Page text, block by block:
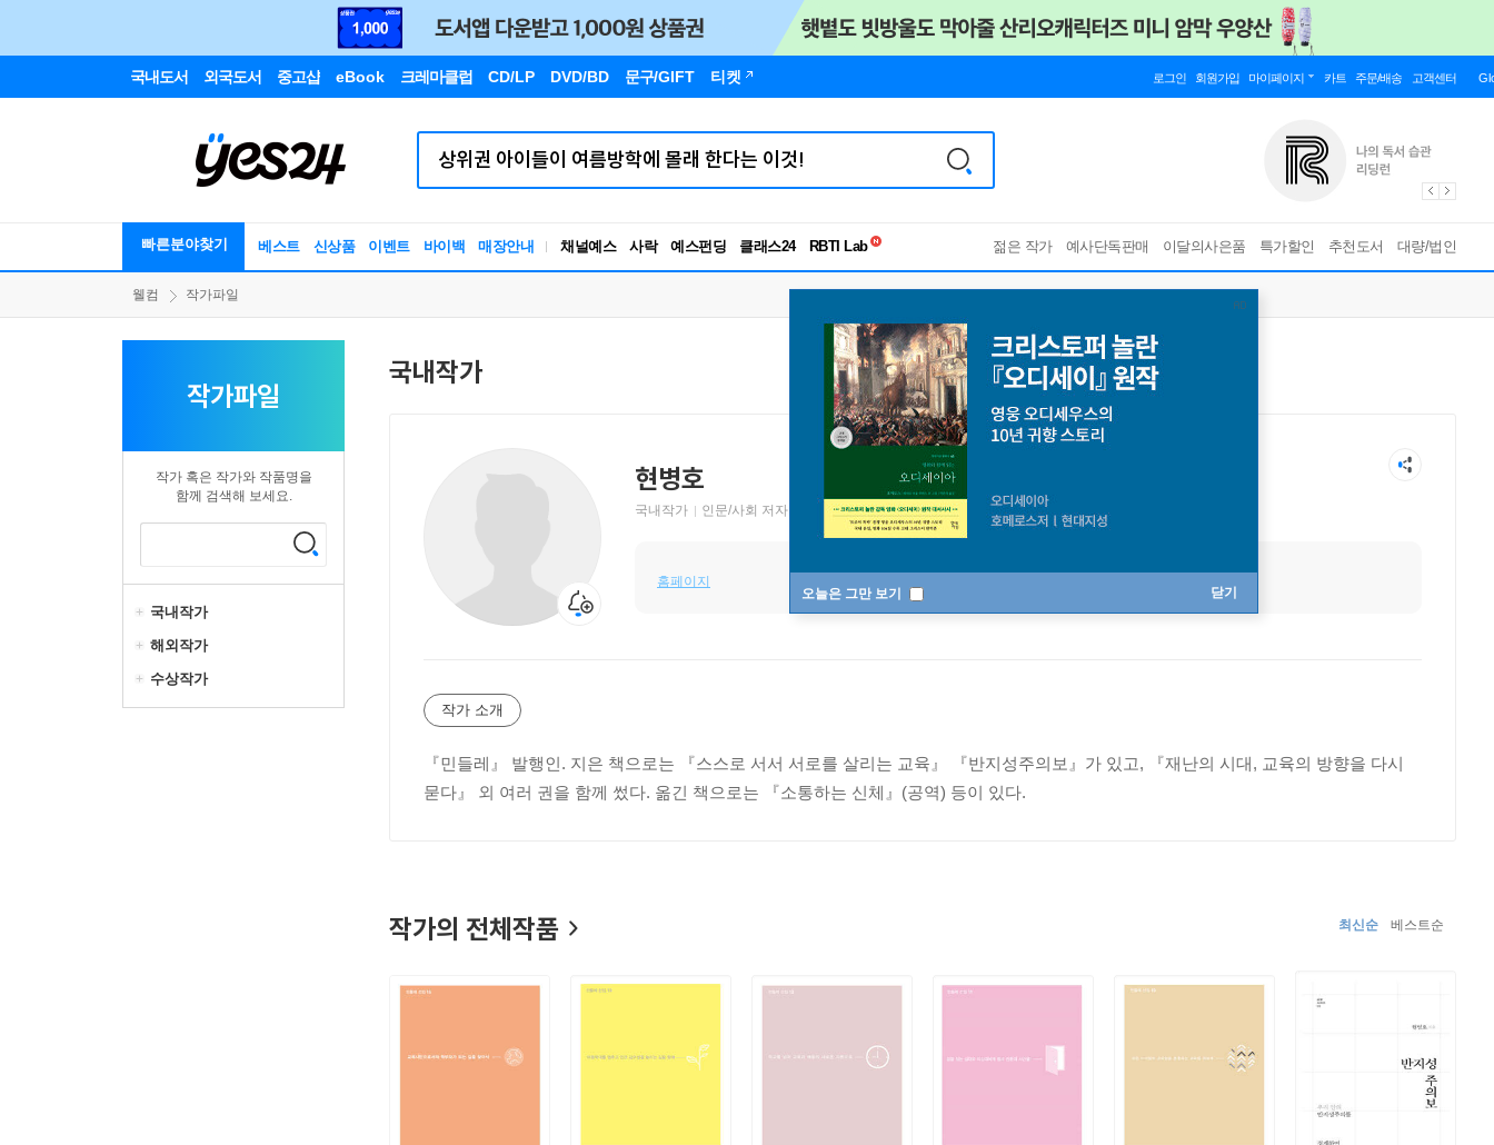
국내도서 외국도서 중고샵 eBook 크레마클럽 CD/LP DVD/BD 문구/GIFT 티켓 로그인 회원가입 마이페이지 카트 주문/배송 고객센터
빠른분야찾기 베스트 신상품 이벤트 바이백 매장안내 채널예스 사락 예스펀딩 클래스24
RBTI Lab
독서유형검사
젊은 작가 예사단독판매 이달의사은품 특가할인 추천도서 대량/법인
오늘은 그만 보기 닫기
웰컴 작가파일
작가파일
작가 혹은 작가와 작품명을
함께 검색해 보세요.
국내작가
해외작가
수상작가
국내작가
현병호
국내작가 인문/사회 저자
홈페이지
작가 소개
『민들레』 발행인. 지은 책으로는 『스스로 서서 서로를 살리는 교육』 『반지성주의보』가 있고, 『재난의 시대, 교육의 방향을 다시
묻다』 외 여러 권을 함께 썼다. 옮긴 책으로는 『소통하는 신체』(공역) 등이 있다.
작가의 전체작품 최신순 베스트순